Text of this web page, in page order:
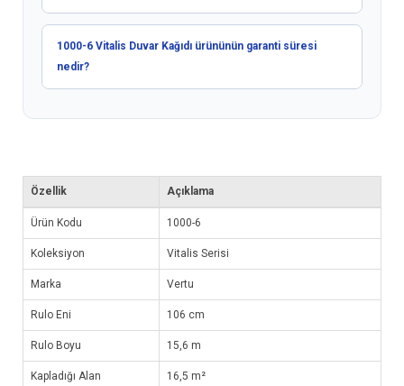
1000-6 Vitalis Duvar Kağıdı ürününün garanti süresi
nedir?
Özellik Açıklama
Ürün Kodu 1000-6
Koleksiyon Vitalis Serisi
Marka Vertu
Rulo Eni 106 cm
Rulo Boyu 15,6 m
Kapladığı Alan 16,5 m²